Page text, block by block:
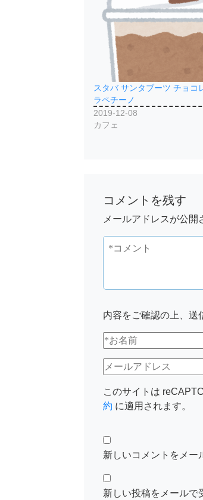
スタバ サンタブーツ チョコ
ラペチーノ
2019-12-08
カフェ
コメントを残す
メールアドレスが公開
内容をご確認の上、送
このサイトは
約 に適用されます。
新しいコメントをメー
新しい投稿をメールで